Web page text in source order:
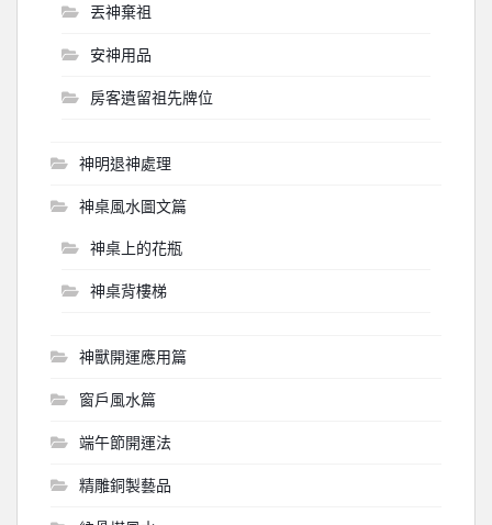
丟神棄祖
安神用品
房客遺留祖先牌位
神明退神處理
神桌風水圖文篇
神桌上的花瓶
神桌背樓梯
神獸開運應用篇
窗戶風水篇
端午節開運法
精雕銅製藝品